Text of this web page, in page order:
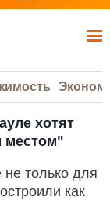
хотят
местом"
только для
как